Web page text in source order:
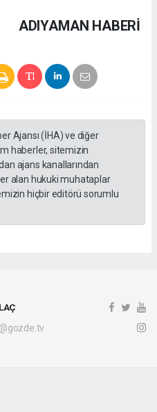
ADIYAMAN HABERİ
Ajansı (İHA) ve diğer
haberler, sitemizin
ajans kanallarından
alan hukuki muhataplar
hiçbir editörü sorumlu